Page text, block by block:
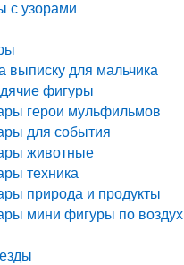
с узорами
для мальчика
фигуры
герои мульфильмов
для события
животные
техника
природа и продукты
мини фигуры по воздух